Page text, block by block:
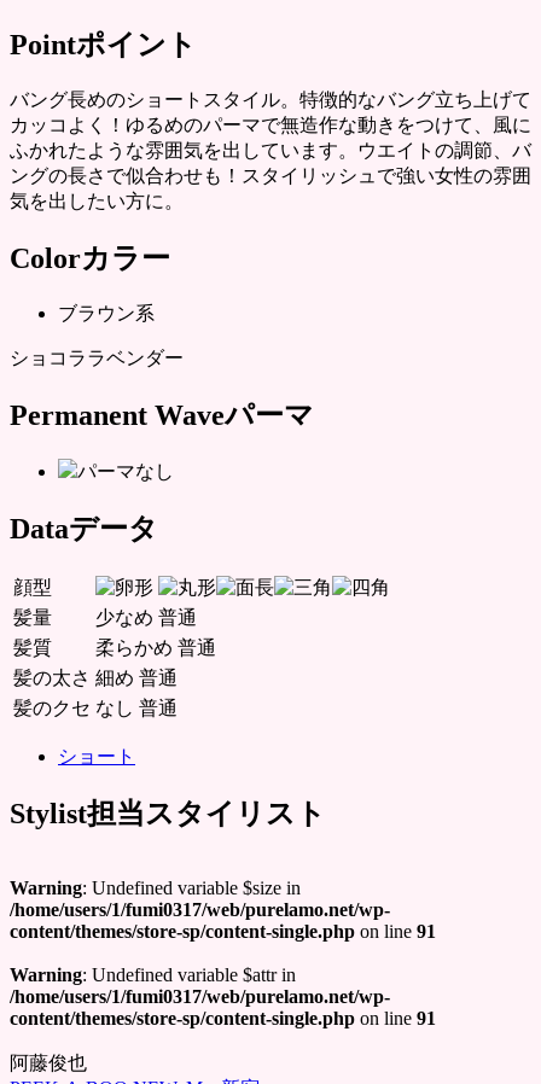
Pointポイント
バング長めのショートスタイル。特徴的なバング立ち上げて
カッコよく！ゆるめのパーマで無造作な動きをつけて、風に
ふかれたような雰囲気を出しています。ウエイトの調節、バ
ングの長さで似合わせも！スタイリッシュで強い女性の雰囲
気を出したい方に。
Colorカラー
ブラウン系
ショコララベンダー
Permanent Waveパーマ
パーマなし
Dataデータ
顔型
髪量
少なめ 普通
髪質
柔らかめ 普通
髪の太さ 細め 普通
髪のクセ なし 普通
ショート
Stylist担当スタイリスト
Warning: Undefined variable $size in
/home/users/1/fumi0317/web/purelamo.net/wp-
content/themes/store-sp/content-single.php on line 91
Warning: Undefined variable $attr in
/home/users/1/fumi0317/web/purelamo.net/wp-
content/themes/store-sp/content-single.php on line 91
阿藤俊也